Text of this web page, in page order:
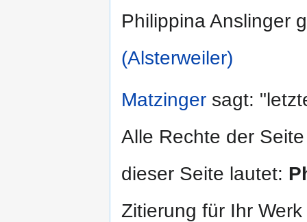
Philippina Anslinger
(Alsterweiler)
Matzinger sagt:
Alle Rechte der
dieser Seite lautet:
Zitierung für Ihr